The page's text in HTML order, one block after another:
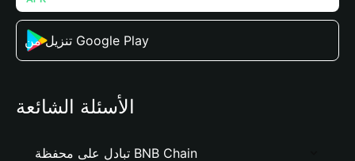
تنزيل من Google Play
الأسئلة الشائعة
تبادل على محفظة BNB Chain